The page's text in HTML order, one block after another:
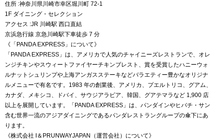
住所 :神奈川県川崎市幸区堀川町 72-1
1F ダイニング・セレクション
アクセス :JR 川崎駅 西口直結
京浜急行線 京急川崎駅下車徒歩 7 分
《「PANDA EXPRESS」について》
「PANDA EXPRESS」は、アメリカで人気のチャイニーズレストランで、オレ
ンジチキンやスウィートファイヤーチキンブレスト、賞を受賞したハニーウォ
ルナットシュリンプや上海アンガスステーキなどバラエティー豊かなオリジナ
ルメニューで有名です。1983 年の創業後、アメリカ、プエルトリコ、グアム、
カナダ、メキシコ、ドバイ、サウジアラビア、韓国、グアテマラなど 1,900 店
以上を展開しています。「PANDA EXPRESS」は、パンダインやヒバチ・サン
含む世界一流のアジアダイニングであるパンダレストラングループの傘下にあ
ります。
《株式会社 I＆PRUNWAYJAPAN（運営会社）について》